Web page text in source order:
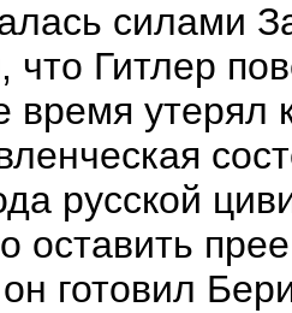
силами
что Гитлер
время утерял
русской
оставить
готовил